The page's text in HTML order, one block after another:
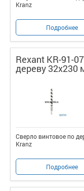
Kranz
Подробнее
Rexant KR-91-
дереву 32х230
Сверло винтовое по
Kranz
Подробнее